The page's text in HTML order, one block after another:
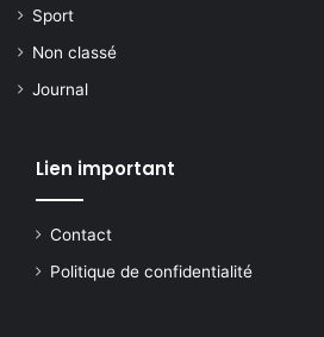
Sport
Non classé
Journal
Lien important
Contact
Politique de confidentialité